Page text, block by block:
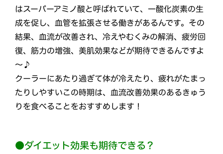
はスーパーアミノ酸と呼ばれていて、一酸化炭素の生
成を促し、血管を拡張させる働きがあるんです。その
結果、血流が改善され、冷えやむくみの解消、疲労回
復、筋力の増強、美肌効果などが期待できるんですよ
～♪
クーラーにあたり過ぎて体が冷えたり、疲れがたまっ
たりしやすいこの時期は、血流改善効果のあるきゅう
りを食べることをおすすめします！
●ダイエット効果も期待できる？